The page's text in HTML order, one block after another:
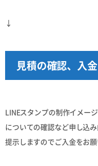
↓
見積の確認、入金
LINEスタンプの制作イメー
についての確認など申し込
提示しますのでご入金をお願